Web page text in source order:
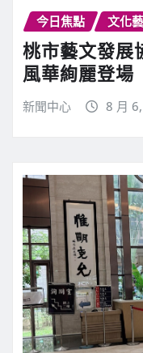
今日焦點 文化
桃市藝文發展
風華絢麗登場
新聞中心 8 月